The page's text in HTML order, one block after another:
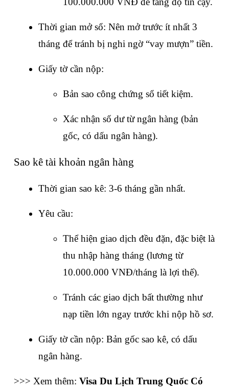
Thời gian mở sổ: Nên mở trước ít nhất 3
tháng để tránh bị nghi ngờ “vay mượn” tiền.
Giấy tờ cần nộp:
Bản sao công chứng sổ tiết kiệm.
Xác nhận số dư từ ngân hàng (bản
gốc, có dấu ngân hàng).
Sao kê tài khoản ngân hàng
Thời gian sao kê: 3-6 tháng gần nhất.
Yêu cầu:
Thể hiện giao dịch đều đặn, đặc biệt là
thu nhập hàng tháng (lương từ
10.000.000 VNĐ/tháng là lợi thế).
Tránh các giao dịch bất thường như
nạp tiền lớn ngay trước khi nộp hồ sơ.
Giấy tờ cần nộp: Bản gốc sao kê, có dấu
ngân hàng.
>>> Xem thêm: Visa Du Lịch Trung Quốc Có